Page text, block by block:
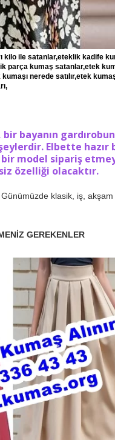
kilo ile satanlar,eteklik kadife
parça kumaş satanlar,etek
nerede satılır,etek
bayanın
Elbette
bir model sipariş
özelliği olacaktır.
Günümüzde klasik, iş,
GEREKENLER